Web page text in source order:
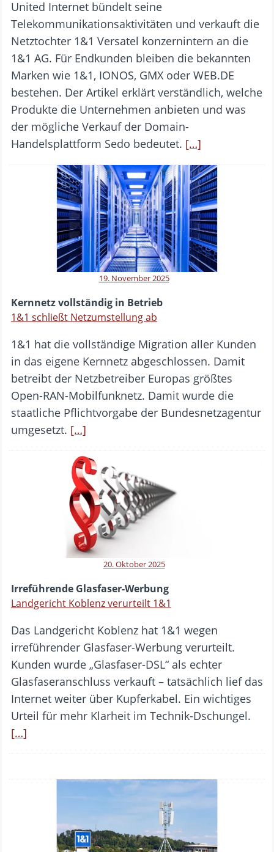
United Internet bündelt seine
Telekommunikationsaktivitäten und verkauft die
Netztochter 1&1 Versatel konzernintern an die
1&1 AG. Für Endkunden bleiben die bekannten
Marken wie 1&1, IONOS, GMX oder WEB.DE
bestehen. Der Artikel erklärt verständlich, welche
Produkte die Unternehmen anbieten und was
der mögliche Verkauf der Domain-
Handelsplattform Sedo bedeutet. […]
19. November 2025
Kernnetz vollständig in Betrieb
1&1 schließt Netzumstellung ab
1&1 hat die vollständige Migration aller Kunden
in das eigene Kernnetz abgeschlossen. Damit
betreibt der Netzbetreiber Europas größtes
Open-RAN-Mobilfunknetz. Damit wurde die
staatliche Pflichtvorgabe der Bundesnetzagentur
umgesetzt. […]
20. Oktober 2025
Irreführende Glasfaser-Werbung
Landgericht Koblenz verurteilt 1&1
Das Landgericht Koblenz hat 1&1 wegen
irreführender Glasfaser-Werbung verurteilt.
Kunden wurde „Glasfaser-DSL“ als echter
Glasfaseranschluss verkauft – tatsächlich lief das
Internet weiter über Kupferkabel. Ein wichtiges
Urteil für mehr Klarheit im Technik-Dschungel.
[…]